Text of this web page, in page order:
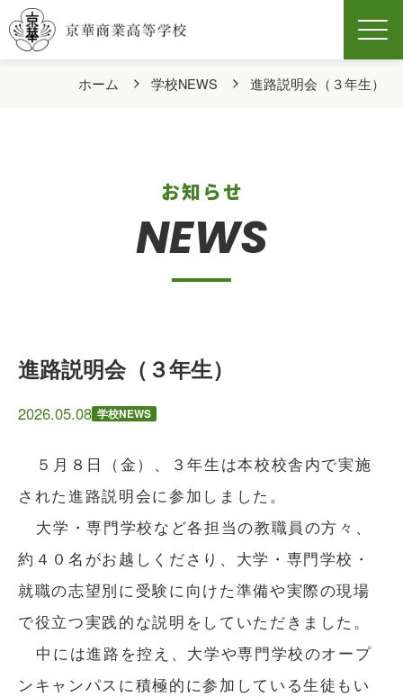
ホーム 学校NEWS 進路説明会（３年生）
お知らせ
NEWS
進路説明会（３年生）
2026.05.08 学校NEWS
５月８日（金）、３年生は本校校舎内で実施
された進路説明会に参加しました。
大学・専門学校など各担当の教職員の方々、
約４０名がお越しくださり、大学・専門学校・
就職の志望別に受験に向けた準備や実際の現場
で役立つ実践的な説明をしていただきました。
中には進路を控え、大学や専門学校のオープ
ンキャンパスに積極的に参加している生徒もい